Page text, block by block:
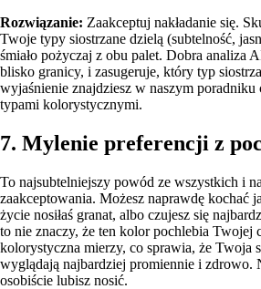
Rozwiązanie: Zaakceptuj nakładanie się.
Twoje typy siostrzane dzielą (subtelność,
śmiało pożyczaj z obu palet. Dobra analiza
blisko granicy, i zasugeruje, który typ
wyjaśnienie znajdziesz w naszym poradniku
typami kolorystycznymi.
7. Mylenie preferencji z
To najsubtelniejszy powód ze wszystkich i
zaakceptowania. Możesz naprawdę kochać
życie nosiłaś granat, albo czujesz się
to nie znaczy, że ten kolor pochlebia Twojej
kolorystyczna mierzy, co sprawia, że Twoja
wyglądają najbardziej promiennie i zdrowo.
osobiście lubisz nosić.